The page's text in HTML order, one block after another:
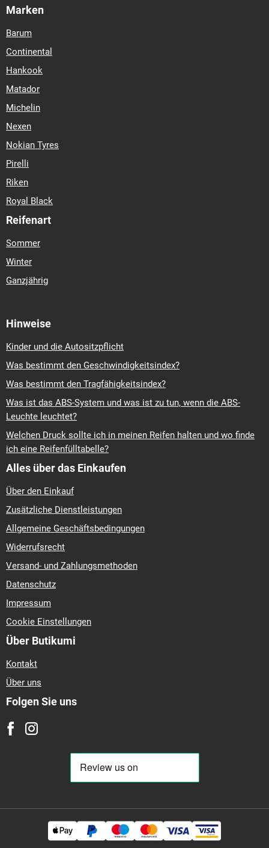
Marken
Barum
Continental
Hankook
Matador
Michelin
Nexen
Nokian Tyres
Pirelli
Riken
Royal Black
Reifenart
Sommer
Winter
Ganzjährig
Hinweise
Kinder und die Autositzpflicht
Was bestimmt den Geschwindigkeitsindex?
Was bestimmt den Tragfähigkeitsindex?
Was ist das ABS-System und was ist zu tun, wenn die ABS-
Leuchte leuchtet?
Welchen Druck sollte ich in meinen Reifen halten und wo finde
ich eine Reifenfülltabelle?
Alles über das Einkaufen
Über den Einkauf
Zusätzliche Dienstleistungen
Allgemeine Geschäftsbedingungen
Widerrufsrecht
Versand- und Zahlungsmethoden
Datenschutz
Impressum
Cookie Einstellungen
Über Butikumi
Kontakt
Über uns
Folgen Sie uns